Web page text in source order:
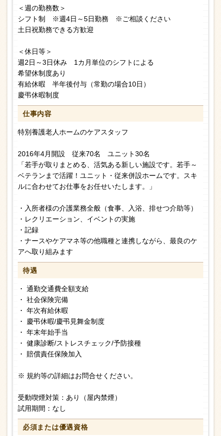
＜週の勤務数＞
シフト制 ※週4日～5日勤務 ※ご相談ください
土日祝勤務できる方歓迎
＜休日等＞
週2日～3日休み 1カ月単位のシフトによる
希望休制度あり
有給休暇 半年後付与（常勤の場合10日）
慶弔休暇制度
仕事内容
特別養護老人ホームのケアスタッフ
2016年4月開設 従来70名 ユニット30名
「若手が取りまとめる、活気ある新しい施設です。若手～
ベテランまで活躍！ユニット・従来併設ホームです。スキ
ルに合わせてお仕事をお任せいたします。」
・入所者様の介護業務全般（食事、入浴、排せつ介助等）
・レクリエーション、イベントの実施
・記録
・ナースやケアマネ等の他職種と連携しながら、最良のケ
アへ取り組みます
待遇
・ 通勤交通費全額支給
・ 社会保険完備
・ 年次有給休暇
・ 慶弔休暇/慶弔見舞金制度
・ 年末年始手当
・ 健康診断/ストレスチェック/予防接種
・ 賠償責任保険加入
※ 規約等の詳細はお問合せください。
受動喫煙対策：あり（屋内禁煙）
試用期間：なし
必須または優遇資格